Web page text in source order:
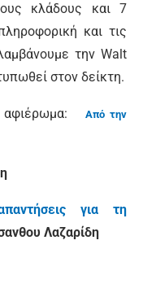
κλάδους και 7
και τις
την Walt
στον δείκτη.
αφιέρωμα:
Από την
για τη
Λαζαρίδη